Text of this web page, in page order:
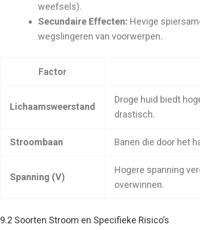
weefsels).
Secundaire Effecten: Hevige
wegslingeren van voorwerpen.
Factor
Lichaamsweerstand
Droge huid biedt
drastisch.
Stroombaan Banen die door het
Spanning (V)
Hogere spanning
overwinnen.
9.2 Soorten Stroom en Specifieke Risico’s